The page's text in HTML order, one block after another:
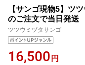
【サンゴ現物5】ツ
のご注文で当日発送
ツツウミヅタサンゴ
16,500 円